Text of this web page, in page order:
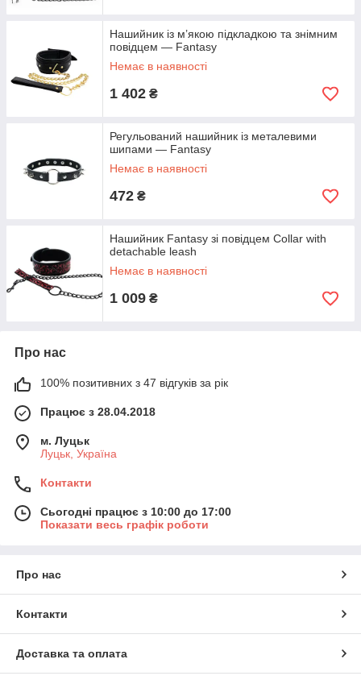
Нашийник із м’якою підкладкою та знімним
повідцем — Fantasy
Немає в наявності
1 402 ₴
Регульований нашийник із металевими
шипами — Fantasy
Немає в наявності
472 ₴
Нашийник Fantasy зі повідцем Collar with
detachable leash
Немає в наявності
1 009 ₴
Про нас
100% позитивних з 47 відгуків за рік
Працює з 28.04.2018
м. Луцьк
Луцьк, Україна
Контакти
Сьогодні працює з 10:00 до 17:00
Показати весь графік роботи
Про нас
Контакти
Доставка та оплата